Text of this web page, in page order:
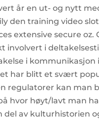
år en ut- og nytt
den training video
extensive secure
involvert i
i kommunikasjon
har blitt et svært
regulatorer kan man
hvor høyt/lavt man
del av kulturhistorien